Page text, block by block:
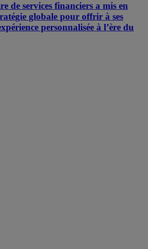
de services financiers a mis en
globale pour offrir à ses
personnalisée à l’ère du